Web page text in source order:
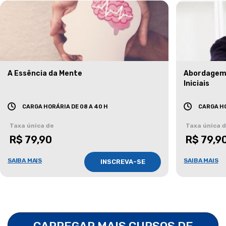
A Essência da Mente
CARGA HORÁRIA DE 08 A 40 H
Taxa única de
R$ 79,90
SAIBA MAIS INSCREVA-SE
Iniciais
CARGA
Taxa única
R$
SAIBA MAIS